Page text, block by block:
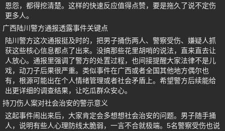
恩怨，都得挖清楚。这样的快速反应值得点赞，要是拖久了说不定伤
更多人。
广西陆川警方通报透露事件关键点
陆川警方这次通报挺及时的，把男子捅伤两人、警察受伤、嫌疑人抓
获这些核心信息都点了出来。没搞那些花里胡哨的说法，直来直去让
人放心。通报里强调了警方的处置过程，也间接提醒大家法律不是儿
戏，动刀子后果很严重。类似事件在广西或者全国其他地方偶尔也
有，根源可能出在个人情绪管理或者社会矛盾上。希望警方后续能给
出更详细的调查结果，让吃瓜群众安心。
持刀伤人案对社会治安的警示意义
这起事件闹出来后，大家肯定会多想想社会治安的问题。男子随手捅
人，说明有些人心理防线太脆弱，一言不合就极端。5名警察受伤也说